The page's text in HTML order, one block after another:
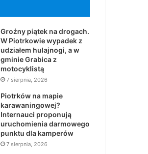
Groźny piątek na drogach.
W Piotrkowie wypadek z
udziałem hulajnogi, a w
gminie Grabica z
motocyklistą
7 sierpnia, 2026
Piotrków na mapie
karawaningowej?
Internauci proponują
uruchomienia darmowego
punktu dla kamperów
7 sierpnia, 2026